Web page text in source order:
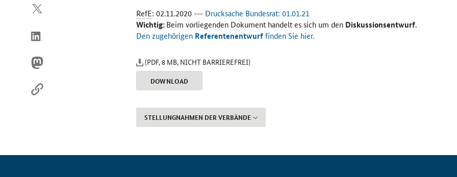
Sie
Internet
RefE: 02.11.2020 --- Drucksache Bundesrat: 01.01.21
Wichtig:Beim vorliegenden Dokument handelt es sich um den Diskussionsentwurf.
Den zugehörigen Referentenentwurffinden Sie hier.
(PDF, 8 MB, NICHT BARRIEREFREI)
DOWNLOAD
STELLUNGNAHMEN DER VERBÄNDE